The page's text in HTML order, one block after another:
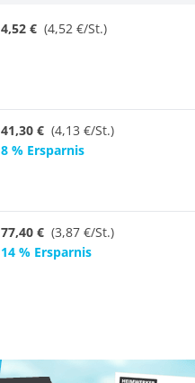
4,52 € (4,52 €/St.)
41,30 € (4,13 €/St.)
8 % Ersparnis
77,40 € (3,87 €/St.)
14 % Ersparnis